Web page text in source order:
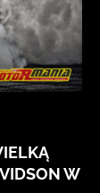
W